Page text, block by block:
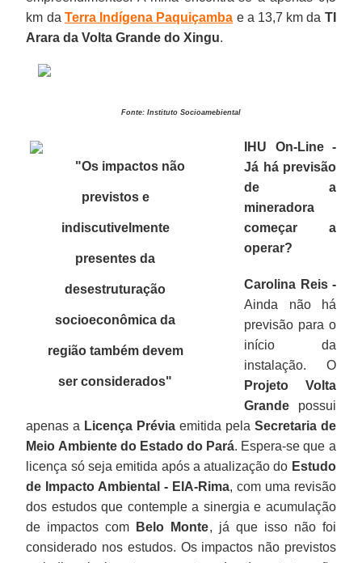
km da Terra Indígena Paquiçamba e a 13,7 km da TI
Arara da Volta Grande do Xingu.
Fonte: Instituto Socioamebiental
"Os impactos não
previstos e
indiscutivelmente
presentes da
desestruturação
socioeconômica da
região também devem
ser considerados"
IHU On-Line -
Já há previsão
de a
mineradora
começar a
operar?
Carolina Reis -
Ainda não há
previsão para o
início da
instalação. O
Projeto Volta
Grande possui
apenas a Licença Prévia emitida pela Secretaria de
Meio Ambiente do Estado do Pará. Espera-se que a
licença só seja emitida após a atualização do Estudo
de Impacto Ambiental - EIA-Rima, com uma revisão
dos estudos que contemple a sinergia e acumulação
de impactos com
Belo Monte, já que isso não foi
considerado nos estudos. Os impactos não previstos